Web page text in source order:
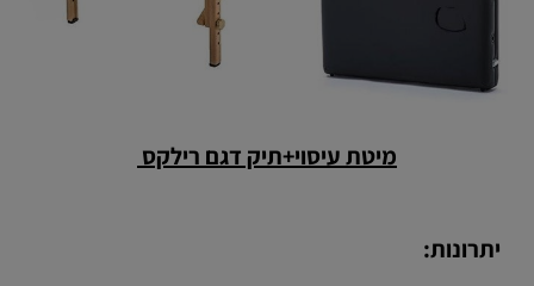
מיטת עיסוי+תיק דגם רילקס
יתרונות: